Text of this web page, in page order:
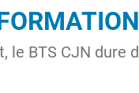
le BTS CJN